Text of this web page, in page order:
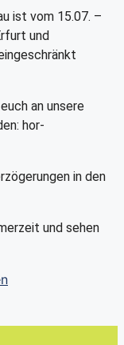
ist vom 15.07. –
und
an unsere
hor-
in den
und sehen